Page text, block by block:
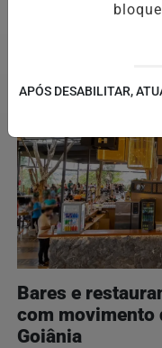
EM ALTA
Bares e
com movimento
Goiânia
APÓS DESABILITAR,